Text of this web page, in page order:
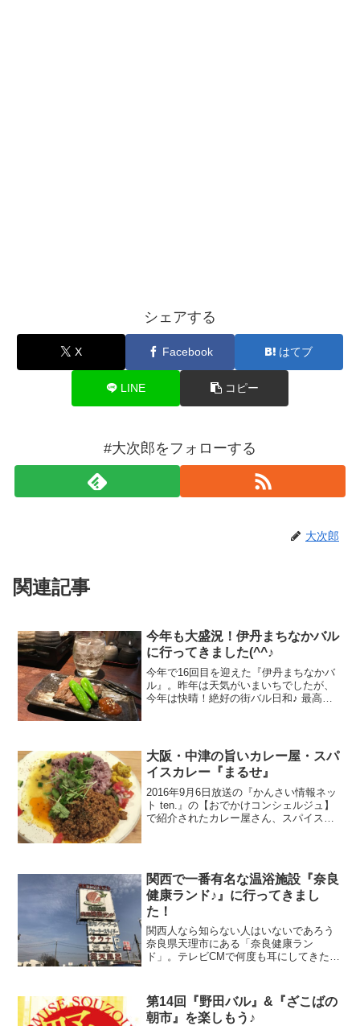
シェアする
X Facebook はてブ
LINE コピー
#大次郎をフォローする
大次郎
関連記事
今年も大盛況！伊丹まちなかバル
に行ってきました(^^♪
今年で16回目を迎えた『伊丹まちなかバ
ル』。昨年は天気がいまいちでしたが、
今年は快晴！絶好の街バル日和♪ 最高の
大阪・中津の旨いカレー屋・スパ
イスカレー『まるせ』
2016年9月6日放送の『かんさい情報ネッ
ト ten.』の【おでかけコンシェルジュ】
で紹介されたカレー屋さん、スパイスカ
関西で一番有名な温浴施設『奈良
健康ランド♪』に行ってきまし
た！
関西人なら知らない人はいないであろう
奈良県天理市にある「奈良健康ラン
ド」。テレビCMで何度も耳にしてきたあ
っていますが、まだ30周年らしいです。
もっと古いと思ってま...
第14回『野田バル』&『ざこばの
朝市』を楽しもう♪